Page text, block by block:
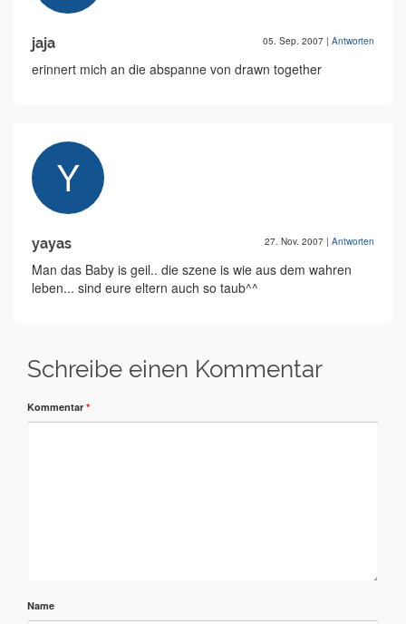
jaja 05. Sep. 2007 | Antworten
erinnert mich an die abspanne von drawn together
yayas 27. Nov. 2007 | Antworten
Man das Baby is geil.. die szene is wie aus dem wahren
leben... sind eure eltern auch so taub^^
Schreibe einen Kommentar
Kommentar *
Name